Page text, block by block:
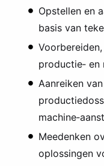
Opstellen en
basis van
productie‑
Aanreiken
Meedenken
oplossingen